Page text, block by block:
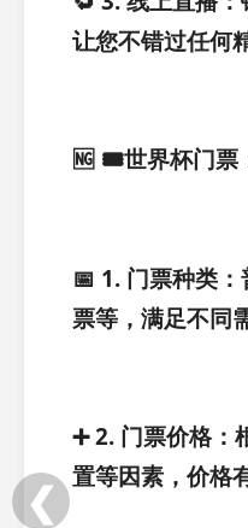
让您不错过任何
🆖 🎟️世界杯门票
📅 1. 门票种类
票等，满足不同
➕ 2. 门票价格：
置等因素，价格
❮